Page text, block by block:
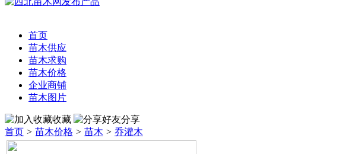
首页
苗木供应
苗木求购
苗木价格
企业商铺
苗木图片
收藏
分享
首页 > 苗木价格 > 苗木 > 乔灌木